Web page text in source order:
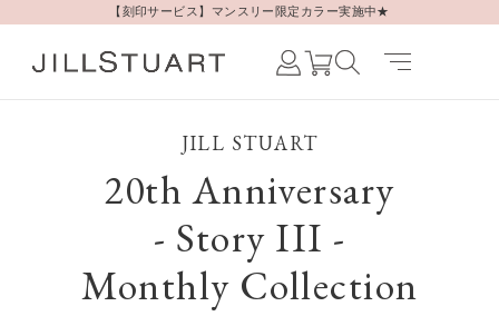
【刻印サービス】マンスリー限定カラー実施中★
Japanese /
Korean /
JAPAN
NEWS / NEW ITEM
JILL STUART
20th Anniversary
- Story III -
Monthly Collection